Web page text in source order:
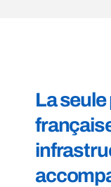
La